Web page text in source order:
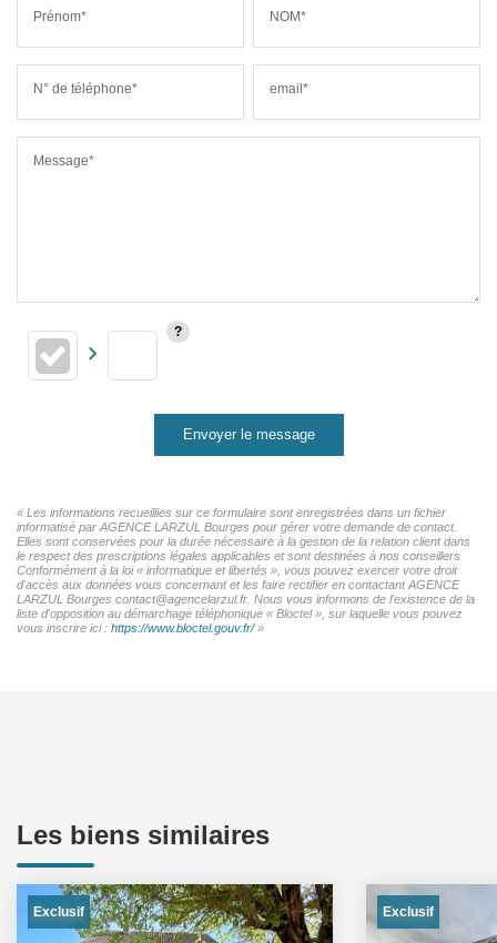
Prénom* NOM*
N° de téléphone* email*
Message*
Envoyer le message
« Les informations recueillies sur ce formulaire sont enregistrées dans un fichier
informatisé par AGENCE LARZUL Bourges pour gérer votre demande de contact.
Elles sont conservées pour la durée nécessaire à la gestion de la relation client dans
le respect des prescriptions légales applicables et sont destinées à nos conseillers
Conformément à la loi « informatique et libertés », vous pouvez exercer votre droit
d'accès aux données vous concernant et les faire rectifier en contactant AGENCE
LARZUL Bourges contact@agencelarzul.fr. Nous vous informons de l'existence de la
liste d'opposition au démarchage téléphonique « Bloctel », sur laquelle vous pouvez
vous inscrire ici : https://www.bloctel.gouv.fr/»
Les biens similaires
Exclusif Exclusif